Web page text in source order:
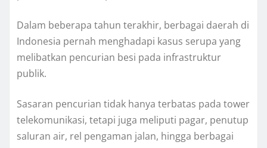
Dalam beberapa tahun terakhir, berbagai daerah di
Indonesia pernah menghadapi kasus serupa yang
melibatkan pencurian besi pada infrastruktur
publik.
Sasaran pencurian tidak hanya terbatas pada tower
telekomunikasi, tetapi juga meliputi pagar, penutup
saluran air, rel pengaman jalan, hingga berbagai